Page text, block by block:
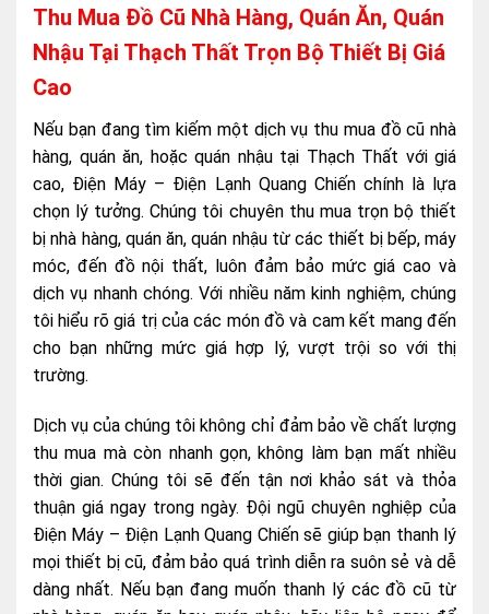
Thu Mua Đồ Cũ Nhà Hàng, Quán Ăn, Quán
Nhậu Tại Thạch Thất Trọn Bộ Thiết Bị Giá
Cao
Nếu bạn đang tìm kiếm một dịch vụ thu mua đồ cũ nhà
hàng, quán ăn, hoặc quán nhậu tại Thạch Thất với giá
cao, Điện Máy – Điện Lạnh Quang Chiến chính là lựa
chọn lý tưởng. Chúng tôi chuyên thu mua trọn bộ thiết
bị nhà hàng, quán ăn, quán nhậu từ các thiết bị bếp, máy
móc, đến đồ nội thất, luôn đảm bảo mức giá cao và
dịch vụ nhanh chóng. Với nhiều năm kinh nghiệm, chúng
tôi hiểu rõ giá trị của các món đồ và cam kết mang đến
cho bạn những mức giá hợp lý, vượt trội so với thị
trường.
Dịch vụ của chúng tôi không chỉ đảm bảo về chất lượng
thu mua mà còn nhanh gọn, không làm bạn mất nhiều
thời gian. Chúng tôi sẽ đến tận nơi khảo sát và thỏa
thuận giá ngay trong ngày. Đội ngũ chuyên nghiệp của
Điện Máy – Điện Lạnh Quang Chiến sẽ giúp bạn thanh lý
mọi thiết bị cũ, đảm bảo quá trình diễn ra suôn sẻ và dễ
dàng nhất. Nếu bạn đang muốn thanh lý các đồ cũ từ